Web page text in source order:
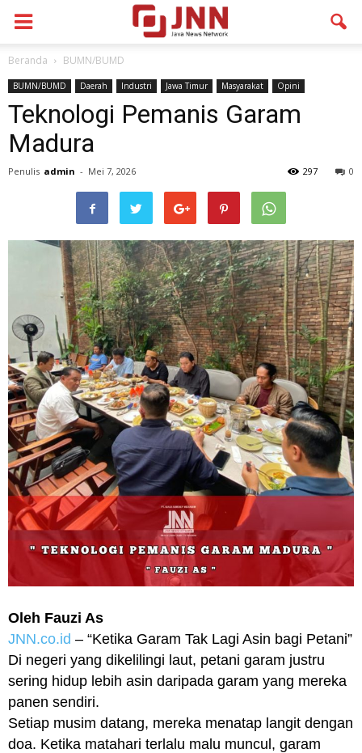
Beranda BUMN/BUMD
BUMN/BUMD Daerah Industri Jawa Timur Masyarakat Opini
Teknologi Pemanis Garam
Madura
Penulis admin - Mei 7, 2026 0
297
Oleh Fauzi As
JNN.co.id – “Ketika Garam Tak Lagi Asin bagi Petani”
Di negeri yang dikelilingi laut, petani garam justru
sering hidup lebih asin daripada garam yang mereka
panen sendiri.
Setiap musim datang, mereka menatap langit dengan
doa. Ketika matahari terlalu malu muncul, garam